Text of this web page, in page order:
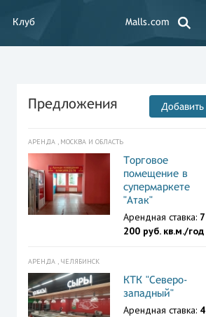
Клуб Malls.com
Предложения Добавить
АРЕНДА , МОСКВА И ОБЛАСТЬ
Торговое
помещение в
супермаркете
"Атак"
Арендная ставка: 7
200 руб. кв.м./год
АРЕНДА , ЧЕЛЯБИНСК
КТК "Северо-
западный"
Арендная ставка: 4